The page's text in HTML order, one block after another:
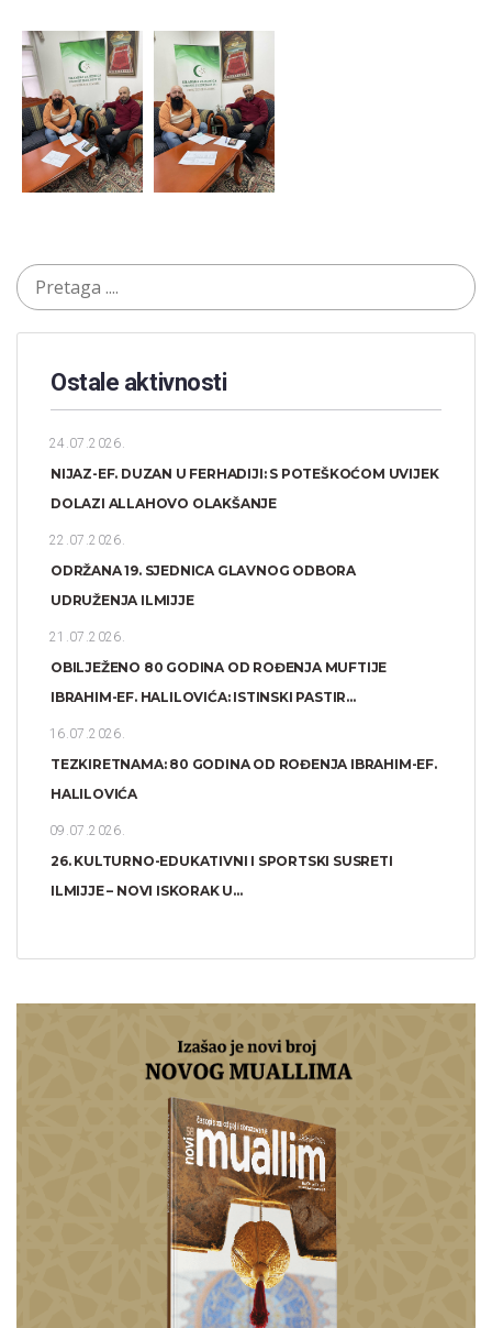
Ostale aktivnosti
24.07.2026.
NIJAZ-EF. DUZAN U FERHADIJI: S POTEŠKOĆOM UVIJEK
DOLAZI ALLAHOVO OLAKŠANJE
22.07.2026.
ODRŽANA 19. SJEDNICA GLAVNOG ODBORA
UDRUŽENJA ILMIJJE
21.07.2026.
OBILJEŽENO 80 GODINA OD ROĐENJA MUFTIJE
IBRAHIM-EF. HALILOVIĆA: ISTINSKI PASTIR...
16.07.2026.
TEZKIRETNAMA: 80 GODINA OD ROĐENJA IBRAHIM-EF.
HALILOVIĆA
09.07.2026.
26. KULTURNO-EDUKATIVNI I SPORTSKI SUSRETI
ILMIJJE – NOVI ISKORAK U...